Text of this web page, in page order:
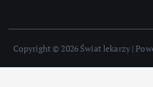
Copyright © 2026 Świat lekarzy |